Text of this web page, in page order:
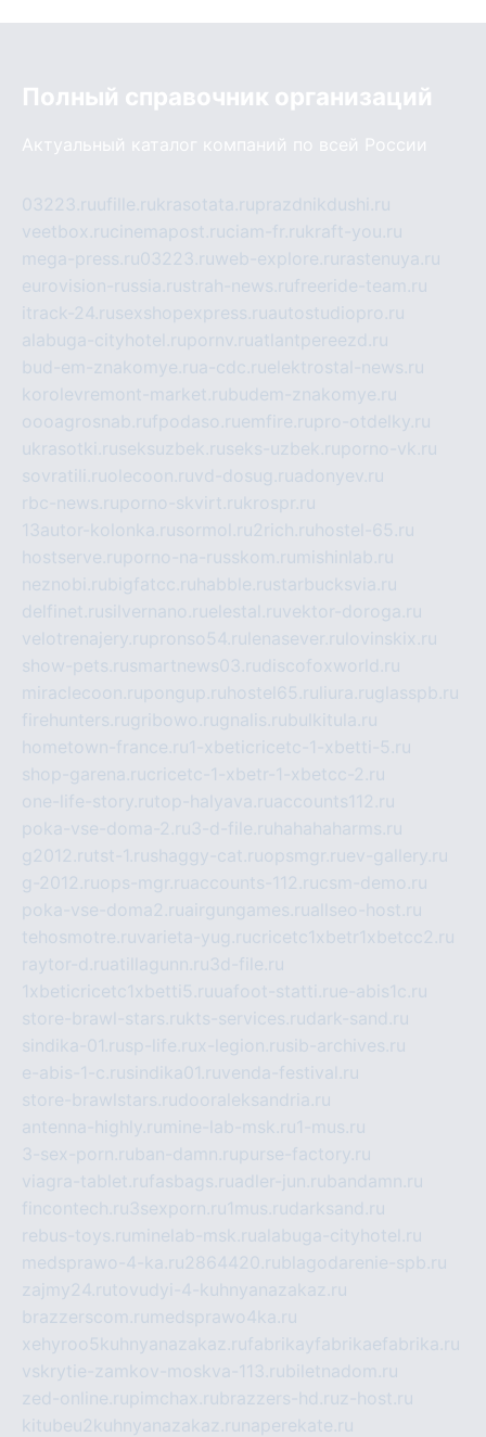
Полный справочник организаций
Актуальный каталог компаний по всей России
03223.ruufille.rukrasotata.ruprazdnikdushi.ru
veetbox.rucinemapost.ruciam-fr.rukraft-you.ru
mega-press.ru03223.ruweb-explore.ru rastenuya.ru
eurovision-russia.rustrah-news.rufreeride-team.ru
itrack-24.rusexshopexpress.ruautostudiopro.ru
alabuga-cityhotel.rupornv.ruatlantpereezd.ru
bud-em-znakomye.rua-cdc.ruelektrostal-news.ru
korolevremont-market.rubudem-znakomye.ru
oooagrosnab.rufpodaso.ruemfire.rupro-otdelky.ru
ukrasotki.ruseksuzbek.ruseks-uzbek.ruporno-vk.ru
sovratili.ruolecoon.ruvd-dosug.ruadonyev.ru
rbc-news.ruporno-skvirt.rukrospr.ru
13autor-kolonka.rusormol.ru2rich.ru hostel-65.ru
hostserve.ruporno-na-russkom.ru mishinlab.ru
neznobi.rubigfatcc.ru habble.rustarbucksvia.ru
delfinet.rusilvernano.ruelestal.ruvektor-doroga.ru
velotrenajery.rupronso54.ru lenasever.ru lovinskix.ru
show-pets.rusmartnews03.rudiscofoxworld.ru
miraclecoon.rupongup.ru hostel65.ru liura.ruglasspb.ru
firehunters.rugribowo.rugnalis.rubulkitula.ru
hometown-france.ru1-xbeticricetc-1-xbetti-5.ru
shop-garena.rucricetc-1-xbetr-1-xbetcc-2.ru
one-life-story.rutop-halyava.ruaccounts112.ru
poka-vse-doma-2.ru3-d-file.ru hahahaharms.ru
g2012.rutst-1.rushaggy-cat.ruopsmgr.ruev-gallery.ru
g-2012.ruops-mgr.ruaccounts-112.rucsm-demo.ru
poka-vse-doma2.ruairgungames.ruallseo-host.ru
tehosmotre.ruvarieta-yug.rucricetc1xbetr1xbetcc2.ru
raytor-d.ruatillagunn.ru3d-file.ru
1xbeticricetc1xbetti5.ruuafoot-statti.rue-abis1c.ru
store-brawl-stars.rukts-services.rudark-sand.ru
sindika-01.rusp-life.rux-legion.rusib-archives.ru
e-abis-1-c.rusindika01.ruvenda-festival.ru
store-brawlstars.rudooraleksandria.ru
antenna-highly.ru mine-lab-msk.ru1-mus.ru
3-sex-porn.ruban-damn.rupurse-factory.ru
viagra-tablet.rufasbags.ruadler-jun.rubandamn.ru
fincontech.ru3sexporn.ru1mus.rudarksand.ru
rebus-toys.ru minelab-msk.rualabuga-cityhotel.ru
medsprawo-4-ka.ru2864420.rublagodarenie-spb.ru
zajmy24.rutovudyi-4-kuhnyanazakaz.ru
brazzerscom.ru medsprawo4ka.ru
xehyroo5kuhnyanazakaz.rufabrikayfabrikaefabrika.ru
vskrytie-zamkov-moskva-113.rubiletnadom.ru
zed-online.rupimchax.rubrazzers-hd.ruz-host.ru
kitubeu2kuhnyanazakaz.ru naperekate.ru